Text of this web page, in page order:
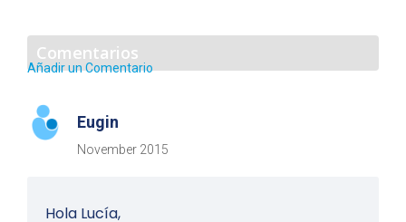
Comentarios
Añadir un Comentario
Eugin
November 2015
Hola Lucía,